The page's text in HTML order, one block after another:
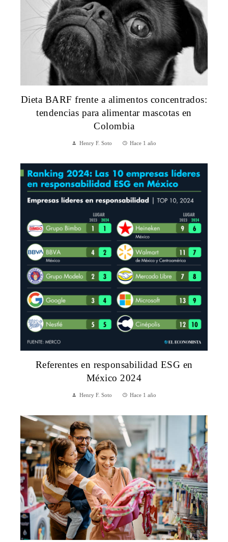
Dieta BARF frente a alimentos concentrados:
tendencias para alimentar mascotas en
Colombia
Henry F. Soto Hace 1 año
Referentes en responsabilidad ESG en
México 2024
Henry F. Soto Hace 1 año